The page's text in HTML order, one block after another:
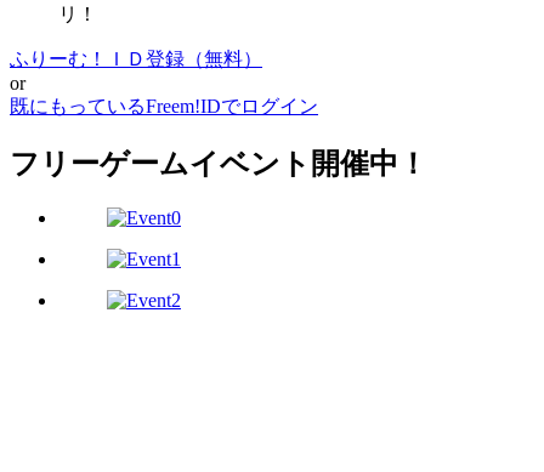
リ！
ふりーむ！ＩＤ登録（無料）
or
既にもっているFreem!IDでログイン
フリーゲームイベント開催中！